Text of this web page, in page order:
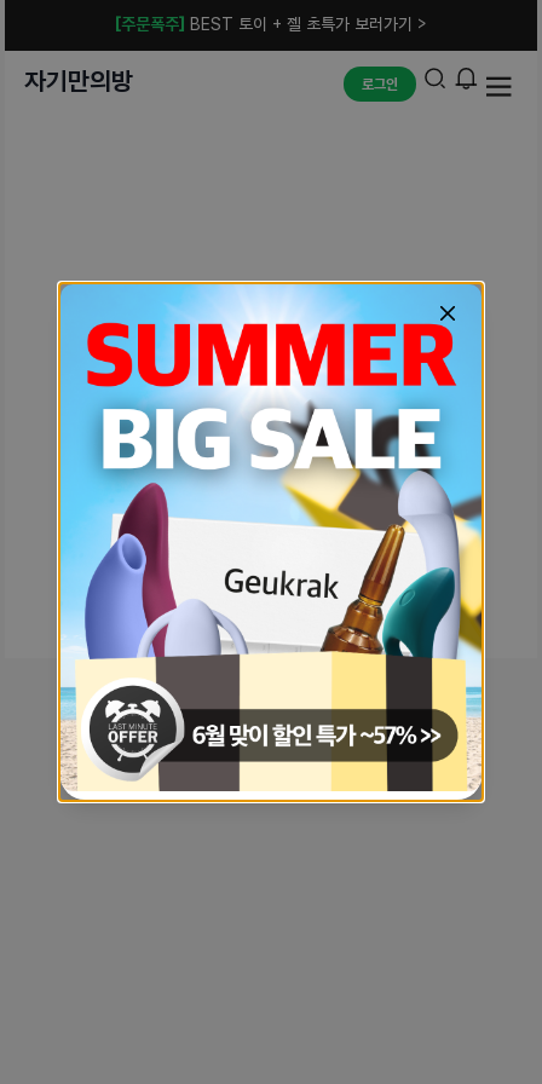
[주문폭주] BEST 토이 + 젤 초특가 보러가기 >
자기만의방 로그인
예상치 못한 에러입니다.